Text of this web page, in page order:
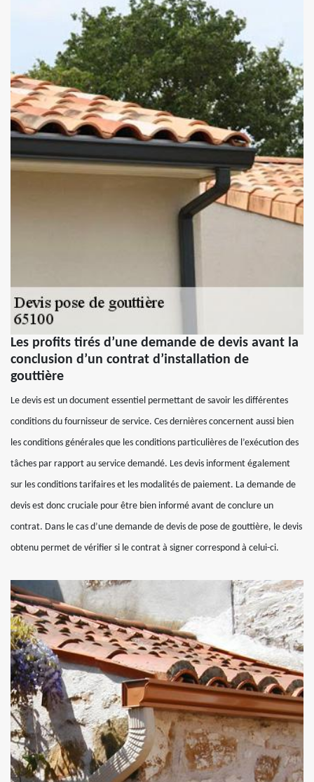
Les profits tirés d’une demande de devis avant la
conclusion d’un contrat d’installation de
gouttière
Le devis est un document essentiel permettant de savoir les différentes
conditions du fournisseur de service. Ces dernières concernent aussi bien
les conditions générales que les conditions particulières de l’exécution des
tâches par rapport au service demandé. Les devis informent également
sur les conditions tarifaires et les modalités de paiement. La demande de
devis est donc cruciale pour être bien informé avant de conclure un
contrat. Dans le cas d’une demande de devis de pose de gouttière, le devis
obtenu permet de vérifier si le contrat à signer correspond à celui-ci.